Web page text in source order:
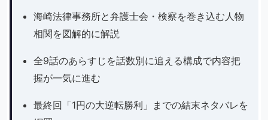
海崎法律事務所と弁護士会・検察を巻き込む人物
相関を図解的に解説
全9話のあらすじを話数別に追える構成で内容把
握が一気に進む
最終回「1円の大逆転勝利」までの結末ネタバレを